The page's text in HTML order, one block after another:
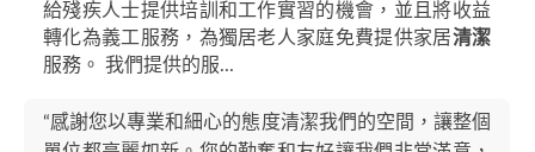
給殘疾人士提供培訓和工作實習的機會，並且將收益
轉化為義工服務，為獨居老人家庭免費提供家居清潔
服務。 我們提供的服...
“感謝您以專業和細心的態度清潔我們的空間，讓整個